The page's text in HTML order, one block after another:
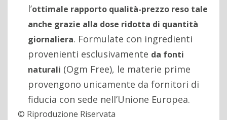
l’ottimale rapporto qualità-prezzo reso tale
anche grazie alla dose ridotta di quantità
giornaliera. Formulate con ingredienti
provenienti esclusivamente da fonti
naturali (Ogm Free), le materie prime
provengono unicamente da fornitori di
fiducia con sede nell’Unione Europea.
© Riproduzione Riservata